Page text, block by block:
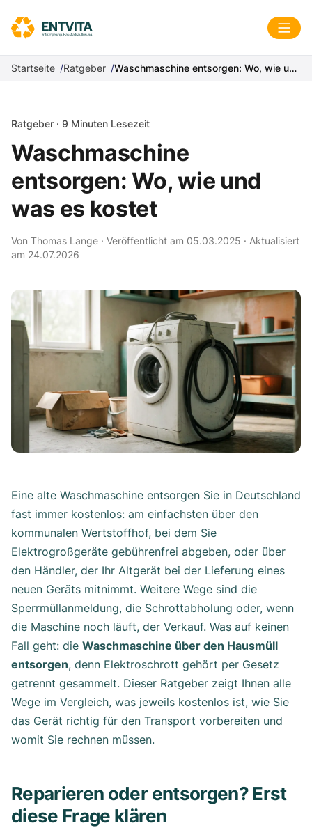
Startseite Ratgeber Waschmaschine entsorgen: Wo, wie und was es kostet
Ratgeber · 9 Minuten Lesezeit
Waschmaschine
entsorgen: Wo, wie und
was es kostet
Von Thomas Lange · Veröffentlicht am 05.03.2025 · Aktualisiert
am 24.07.2026
Eine alte Waschmaschine entsorgen Sie in Deutschland
fast immer kostenlos: am einfachsten über den
kommunalen Wertstoffhof, bei dem Sie
Elektrogroßgeräte gebührenfrei abgeben, oder über
den Händler, der Ihr Altgerät bei der Lieferung eines
neuen Geräts mitnimmt. Weitere Wege sind die
Sperrmüllanmeldung, die Schrottabholung oder, wenn
die Maschine noch läuft, der Verkauf. Was auf keinen
Fall geht: die Waschmaschine über den Hausmüll
entsorgen, denn Elektroschrott gehört per Gesetz
getrennt gesammelt. Dieser Ratgeber zeigt Ihnen alle
Wege im Vergleich, was jeweils kostenlos ist, wie Sie
das Gerät richtig für den Transport vorbereiten und
womit Sie rechnen müssen.
Reparieren oder entsorgen? Erst
diese Frage klären